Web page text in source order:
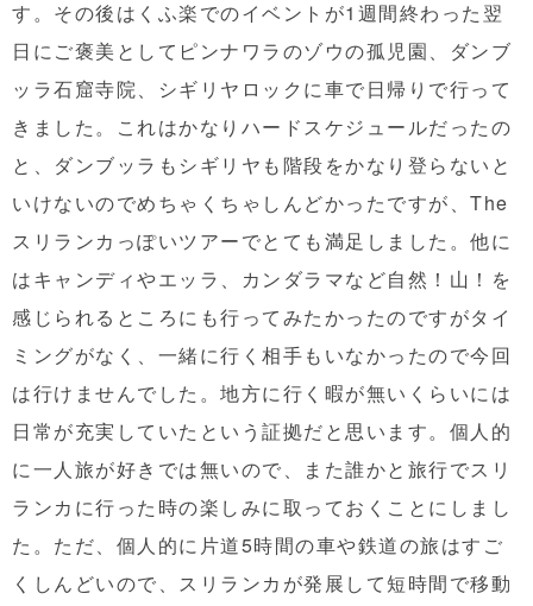
す。その後はくふ楽でのイベントが1週間終わった翌
日にご褒美としてピンナワラのゾウの孤児園、ダンブ
ッラ石窟寺院、シギリヤロックに車で日帰りで行って
きました。これはかなりハードスケジュールだったの
と、ダンブッラもシギリヤも階段をかなり登らないと
いけないのでめちゃくちゃしんどかったですが、The
スリランカっぽいツアーでとても満足しました。他に
はキャンディやエッラ、カンダラマなど自然！山！を
感じられるところにも行ってみたかったのですがタイ
ミングがなく、一緒に行く相手もいなかったので今回
は行けませんでした。地方に行く暇が無いくらいには
日常が充実していたという証拠だと思います。個人的
に一人旅が好きでは無いので、また誰かと旅行でスリ
ランカに行った時の楽しみに取っておくことにしまし
た。ただ、個人的に片道5時間の車や鉄道の旅はすご
くしんどいので、スリランカが発展して短時間で移動